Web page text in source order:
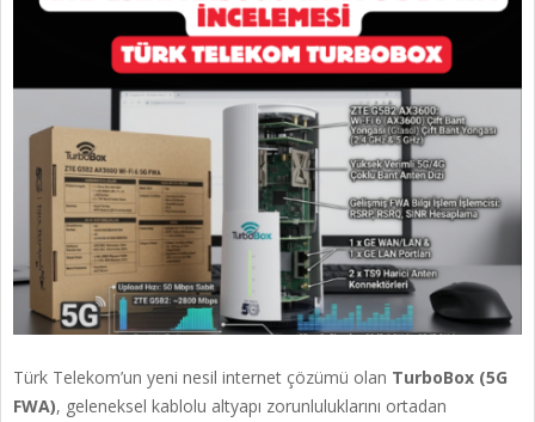
Türk Telekom’un yeni nesil internet çözümü olan TurboBox (5G
FWA), geleneksel kablolu altyapı zorunluluklarını ortadan